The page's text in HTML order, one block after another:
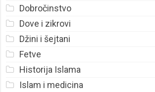
Dobročinstvo
Dove i zikrovi
Džini i šejtani
Fetve
Historija Islama
Islam i medicina